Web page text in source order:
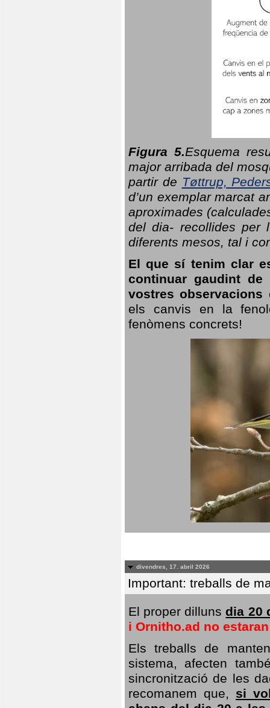
Figura 5.Esquema
major arribada del
partir de Tøttrup,
d’un exemplar marcat
aproximades
del dia- recollides per
diferents mesos, tal i
El que sí tenim clar
continuar gaudint
vostres
els canvis en la
fenòmens concrets!
divendres, 17. abril 2026
Important: treballs de
El proper dilluns dia 20
i Ornitho.ad no
Els treballs de
sistema, afecten
sincronització de les
recomanem que, si